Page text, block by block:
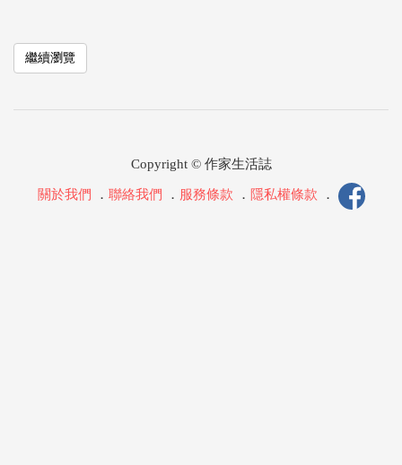
繼續瀏覽
Copyright © 作家生活誌
關於我們 ． 聯絡我們 ． 服務條款 ． 隱私權條款 ．